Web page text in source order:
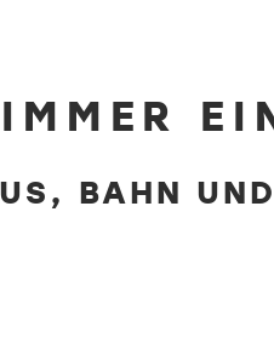
BAHN